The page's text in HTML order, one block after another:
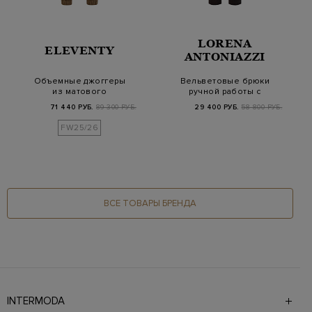
ELEVENTY
Объемные джоггеры
из матового
кнопк…
71 440 РУБ. 89 300 РУБ.
FW25/26
LORENA
ANTONIAZZI
Вельветовые брюки
ручной работы с
29 400 РУБ. 58 800 РУБ.
ВСЕ ТОВАРЫ БРЕНДА
INTERMODA